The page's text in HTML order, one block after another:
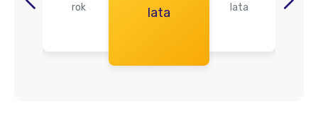
rok lata lata